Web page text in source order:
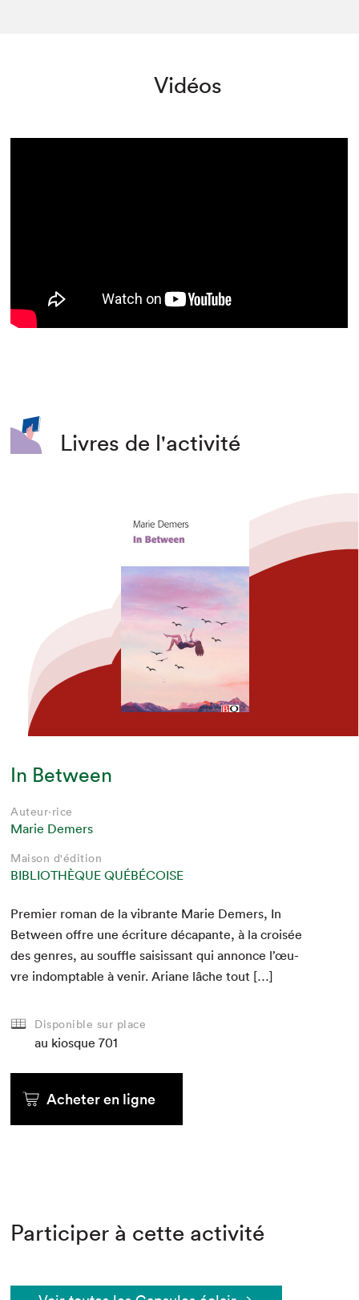
Vidéos
Livres de l'activité
In Between
Auteur·rice
Marie Demers
Maison d'édition
BIBLIOTHÈQUE QUÉBÉCOISE
Pre­mier roman de la vibrante Marie Demers, In
Between offre une écri­t­ure déca­pante, à la croisée
des gen­res, au souf­fle sai­sis­sant qui annonce l’œu­
vre indompt­able à venir. Ari­ane lâche tout […]
Disponible sur place
au kiosque 701
Acheter en ligne
Participer à cette activité